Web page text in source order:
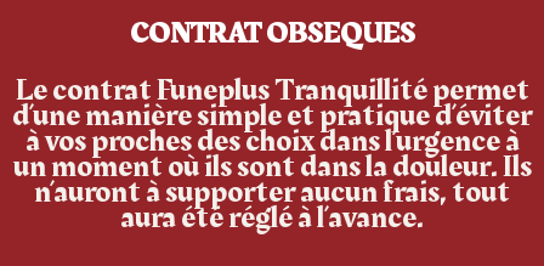
CONTRAT OBSEQUES
Le contrat Funeplus Tranquillité permet
d’une manière simple et pratique d’éviter
à vos proches des choix dans l’urgence à
un moment où ils sont dans la douleur. Ils
n’auront à supporter aucun frais, tout
aura été réglé à l’avance.